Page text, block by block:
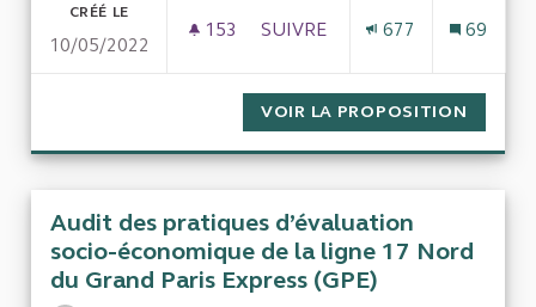
CRÉÉ LE
10/05/2022
153 153 ABONNÉS
SUIVRE
677 69
VOIR LA PROPOSITION
Audit des pratiques d’évaluation
socio-économique de la ligne 17 Nord
du Grand Paris Express (GPE)